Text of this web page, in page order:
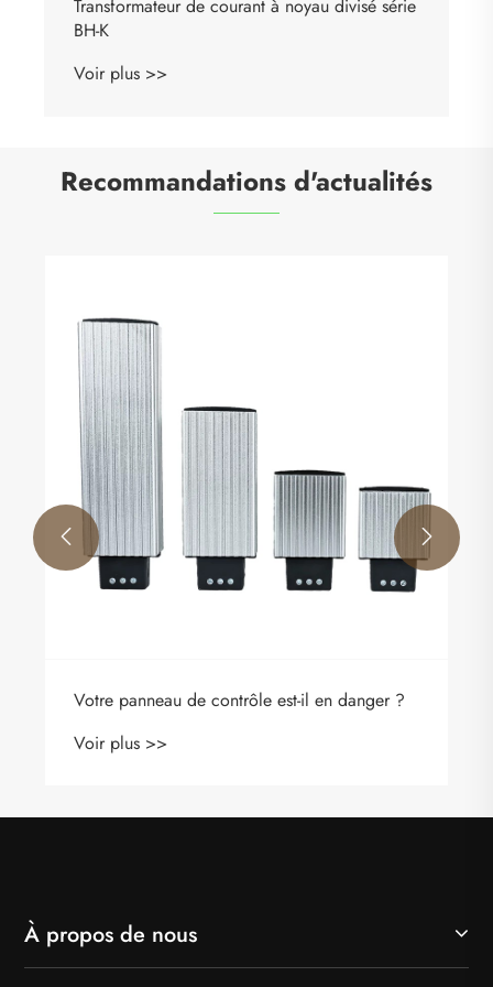
Transformateur de courant à noyau divisé série
Voir plus >>
Recommandations d'actualités
est-il en danger ?
 
À propos de nous